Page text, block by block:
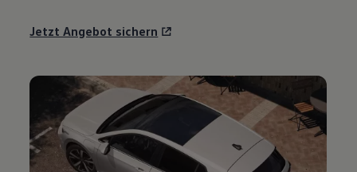
Digitale Betriebsanleitung
Lifestyle
Transport
Familie
Elektromobilität
Volkswagen R
Pannen- und Unfallhilfe
Volkswagen Kundenbetreuung
Jetzt Angebot sichern